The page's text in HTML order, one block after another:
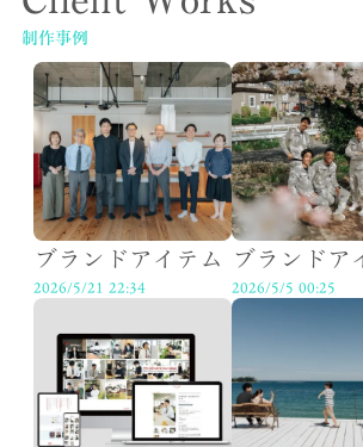
制作事例
ブランドアイテム
2026/5/21 22:34
ブランドア
2026/5/5 00:25